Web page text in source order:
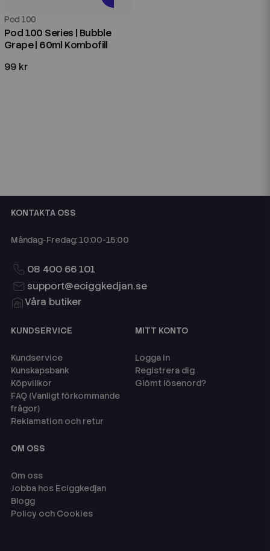
Pod 100
Pod 100 Series | Bubble
Grape | 60ml Kombofill
99 kr
KONTAKTA OSS
Måndag-Fredag: 10:00-15:00
08 400 66 101
support@eciggkedjan.se
Våra butiker
KUNDSERVICE
Kundservice
Kunskapsbank
Köpvillkor
FAQ (Vanligt förkommande
frågor)
Reklamation och retur
MITT KONTO
Logga in
Registrera dig
Glömt lösenord?
OM OSS
Om oss
Jobba hos Eciggkedjan
Blogg
Policy och Cookies